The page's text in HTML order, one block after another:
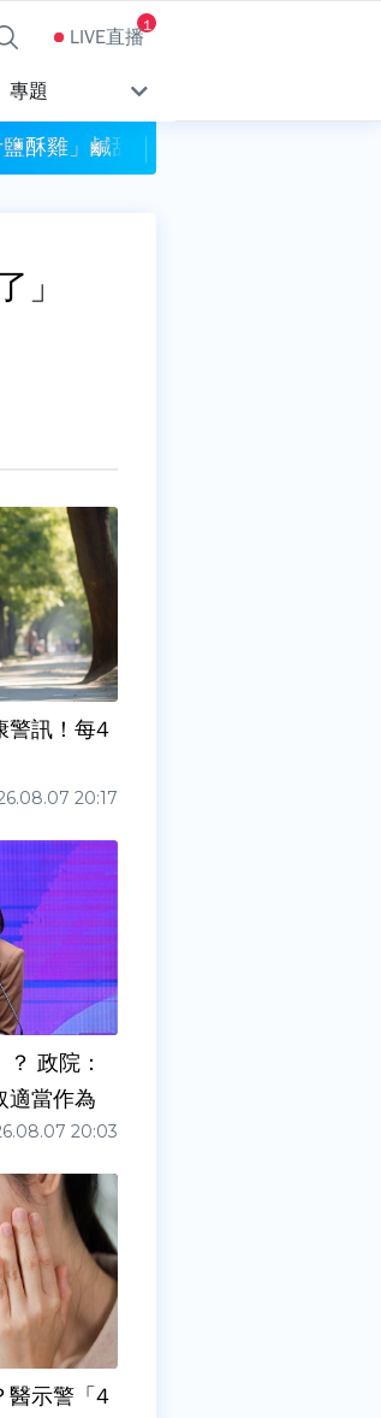
LIVE直播1
專題
酥雞」鹹甜新滋味掀話題
」
警訊！每4
20:17
政院：
適當作為
20:03
醫示警「4